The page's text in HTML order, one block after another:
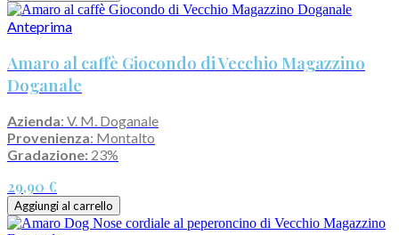
Anteprima
Amaro al caffè Giocondo di Vecchio Magazzino
Doganale
Azienda: V. M. Doganale
Provenienza: Montalto
Gradazione: 23%
29,90 €
Aggiungi al carrello